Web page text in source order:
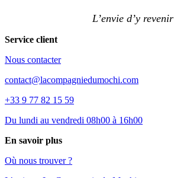
L’envie d’y revenir
Service client
Nous contacter
contact@lacompagniedumochi.com
+33 9 77 82 15 59
Du lundi au vendredi 08h00 à 16h00
En savoir plus
Où nous trouver ?